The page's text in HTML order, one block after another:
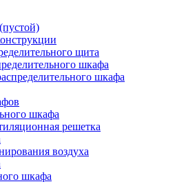
щита
шкафа
шкафа
шкафа
решетка
воздуха
шкафа